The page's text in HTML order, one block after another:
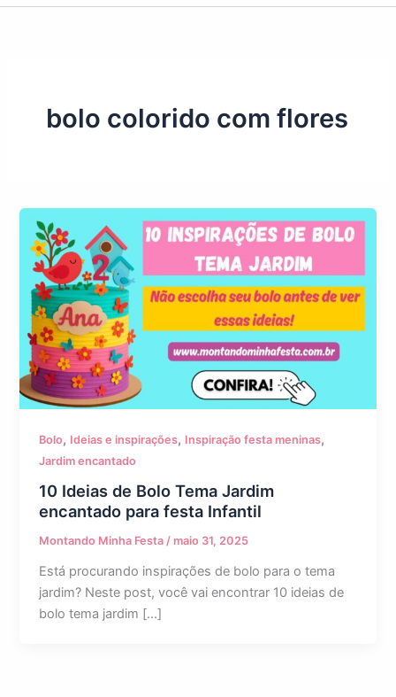
bolo colorido com flores
Bolo, Ideias e inspirações, Inspiração festa meninas,
Jardim encantado
10 Ideias de Bolo Tema Jardim
encantado para festa Infantil
Montando Minha Festa/ maio 31, 2025
Está procurando inspirações de bolo para o tema
jardim? Neste post, você vai encontrar 10 ideias de
bolo tema jardim […]